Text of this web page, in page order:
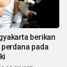
berikan
pada